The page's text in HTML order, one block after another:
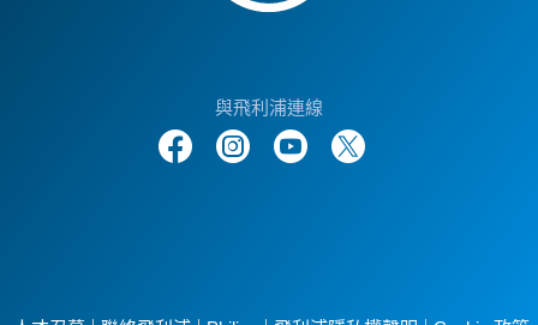
與飛利浦連線